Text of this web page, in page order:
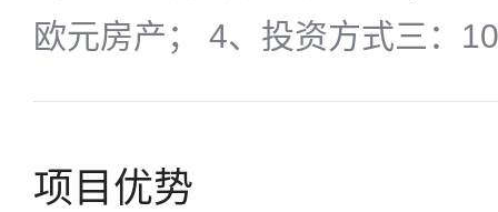
欧元房产； 4、投资方式三：
项目优势